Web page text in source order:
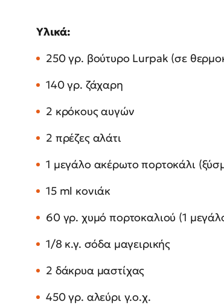
Υλικά:
250 γρ. βούτυρο Lurpak (σε
140 γρ. ζάχαρη
2 κρόκους αυγών
2 πρέζες αλάτι
1 μεγάλο ακέρωτο πορτοκάλι
15 ml κονιάκ
60 γρ. χυμό πορτοκαλιού (1
1/8 κ.γ. σόδα μαγειρικής
2 δάκρυα μαστίχας
450 γρ. αλεύρι γ.ο.χ.